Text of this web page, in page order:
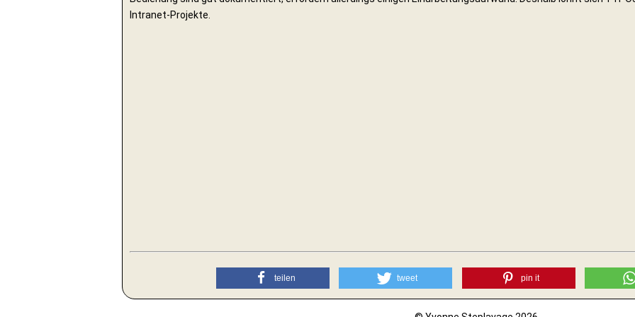
Intranet-Projekte.
teilen tweet pin it